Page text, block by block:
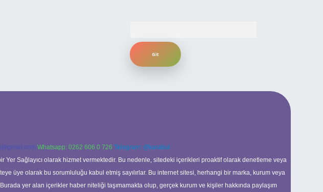
Whatsapp: 0262 606 0 726 Telegram: @karabul
Sağlayıcı olarak hizmet vermektedir. Bu nedenle, sitedeki içerikleri proaktif olarak denetleme veya
üye olarak bu sorumluluğu kabul etmiş sayılırlar. Bu internet sitesi, herhangi bir marka, kurum veya
yer alan içerikler haber niteliği taşımamakta olup, gerçek kurum ve kişiler hakkında paylaşım